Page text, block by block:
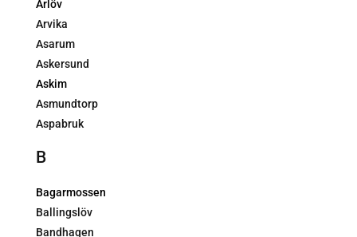
Arlöv
Arvika
Asarum
Askersund
Askim
Asmundtorp
Aspabruk
B
Bagarmossen
Ballingslöv
Bandhagen